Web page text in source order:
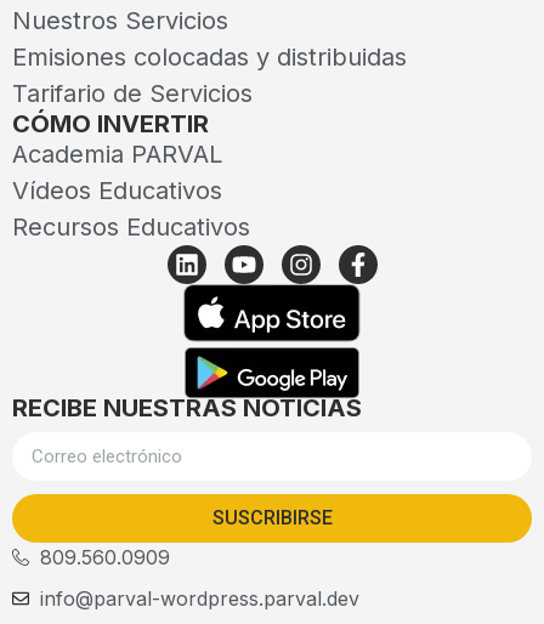
Nuestros Servicios
Emisiones colocadas y distribuidas
Tarifario de Servicios
CÓMO INVERTIR
Academia PARVAL
Vídeos Educativos
Recursos Educativos
RECIBE NUESTRAS NOTICIAS
SUSCRIBIRSE
809.560.0909
info@parval-wordpress.parval.dev